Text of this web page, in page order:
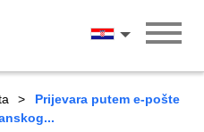
Hrvatski
Prijevara putem e-pošte